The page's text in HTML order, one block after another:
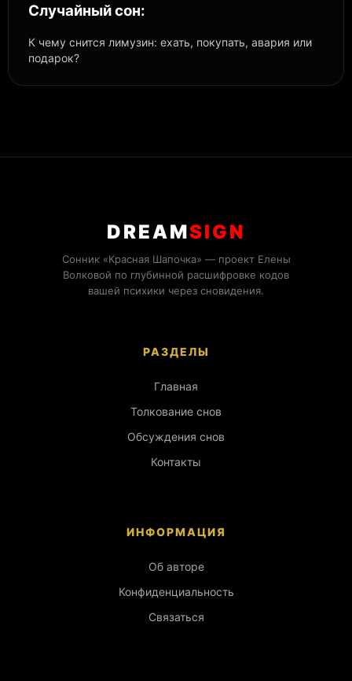
Случайный сон:
К чему снится лимузин: ехать, покупать, авария или
подарок?
DREAMSIGN
Сонник «Красная Шапочка» — проект Елены
Волковой по глубинной расшифровке кодов
вашей психики через сновидения.
РАЗДЕЛЫ
Главная
Толкование снов
Обсуждения снов
Контакты
ИНФОРМАЦИЯ
Об авторе
Конфиденциальность
Связаться